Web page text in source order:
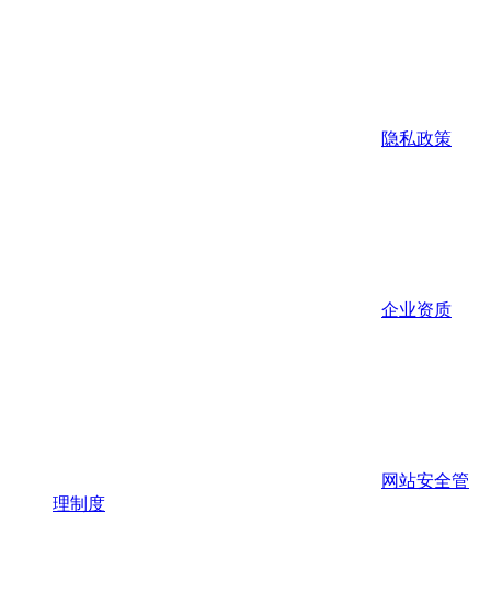
隐私政策
企业资质
网站安全管
理制度